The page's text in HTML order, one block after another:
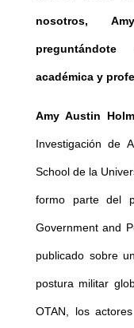
nosotros,
académica y
Amy Austin
Investigación de
School de la
formo parte del
Government and
publicado sobre
postura militar
OTAN, los